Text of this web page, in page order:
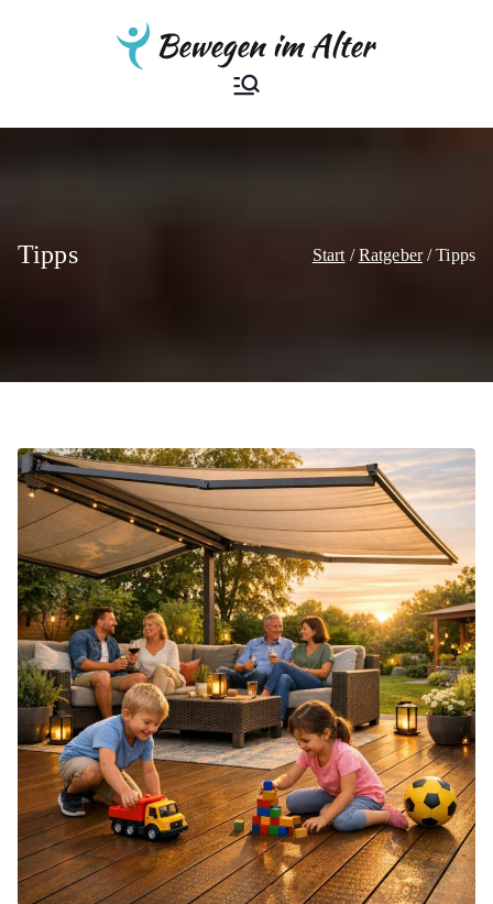
Bewegen im
Der Ratgeber
Tipps Start Ratgeber Tipps